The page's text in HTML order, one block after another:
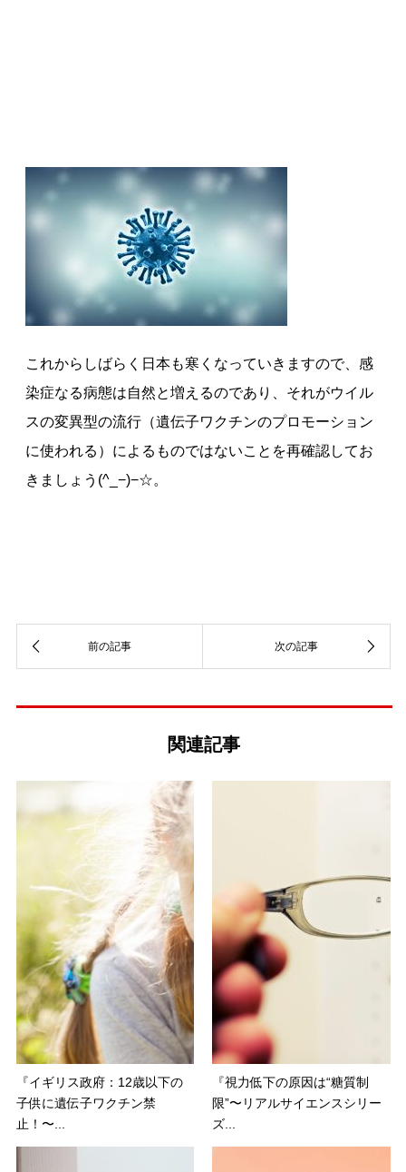
これからしばらく日本も寒くなっていきますので、感
染症なる病態は自然と増えるのであり、それがウイル
スの変異型の流行（遺伝子ワクチンのプロモーション
に使われる）によるものではないことを再確認してお
きましょう(^_−)−☆。
関連記事
『イギリス政府：12歳以下の
子供に遺伝子ワクチン禁
止！〜...
『視力低下の原因は“糖質制
限”〜リアルサイエンスシリー
ズ...